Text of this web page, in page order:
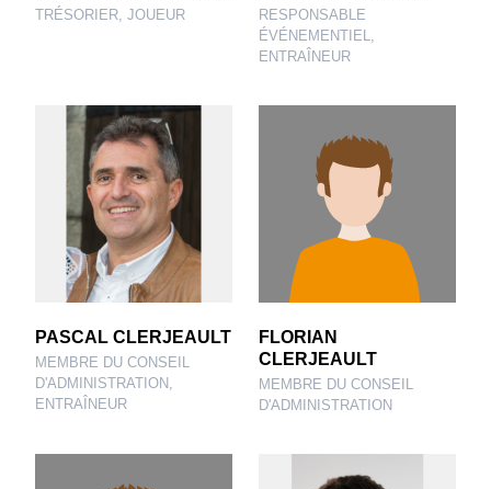
TRÉSORIER, JOUEUR
RESPONSABLE
ÉVÉNEMENTIEL,
ENTRAÎNEUR
PASCAL CLERJEAULT
MEMBRE DU CONSEIL
D'ADMINISTRATION,
ENTRAÎNEUR
FLORIAN
CLERJEAULT
MEMBRE DU CONSEIL
D'ADMINISTRATION